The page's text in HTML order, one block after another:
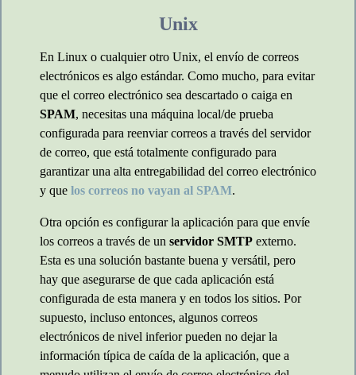
Unix
En Linux o cualquier otro Unix, el envío de correos
electrónicos es algo estándar. Como mucho, para evitar
que el correo electrónico sea descartado o caiga en
SPAM, necesitas una máquina local/de prueba
configurada para reenviar correos a través del servidor
de correo, que está totalmente configurado para
garantizar una alta entregabilidad del correo electrónico
y que los correos no vayan al SPAM.
Otra opción es configurar la aplicación para que envíe
los correos a través de un servidor SMTP externo.
Esta es una solución bastante buena y versátil, pero
hay que asegurarse de que cada aplicación está
configurada de esta manera y en todos los sitios. Por
supuesto, incluso entonces, algunos correos
electrónicos de nivel inferior pueden no dejar la
información típica de caída de la aplicación, que a